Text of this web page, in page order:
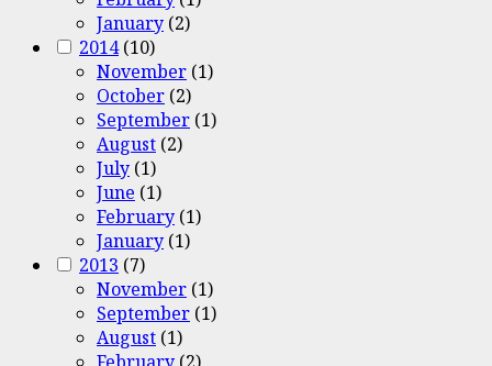
January (2)
2014(10)
November (1)
October (2)
September (1)
August (2)
July (1)
June (1)
February (1)
January (1)
2013 (7)
November (1)
September (1)
August (1)